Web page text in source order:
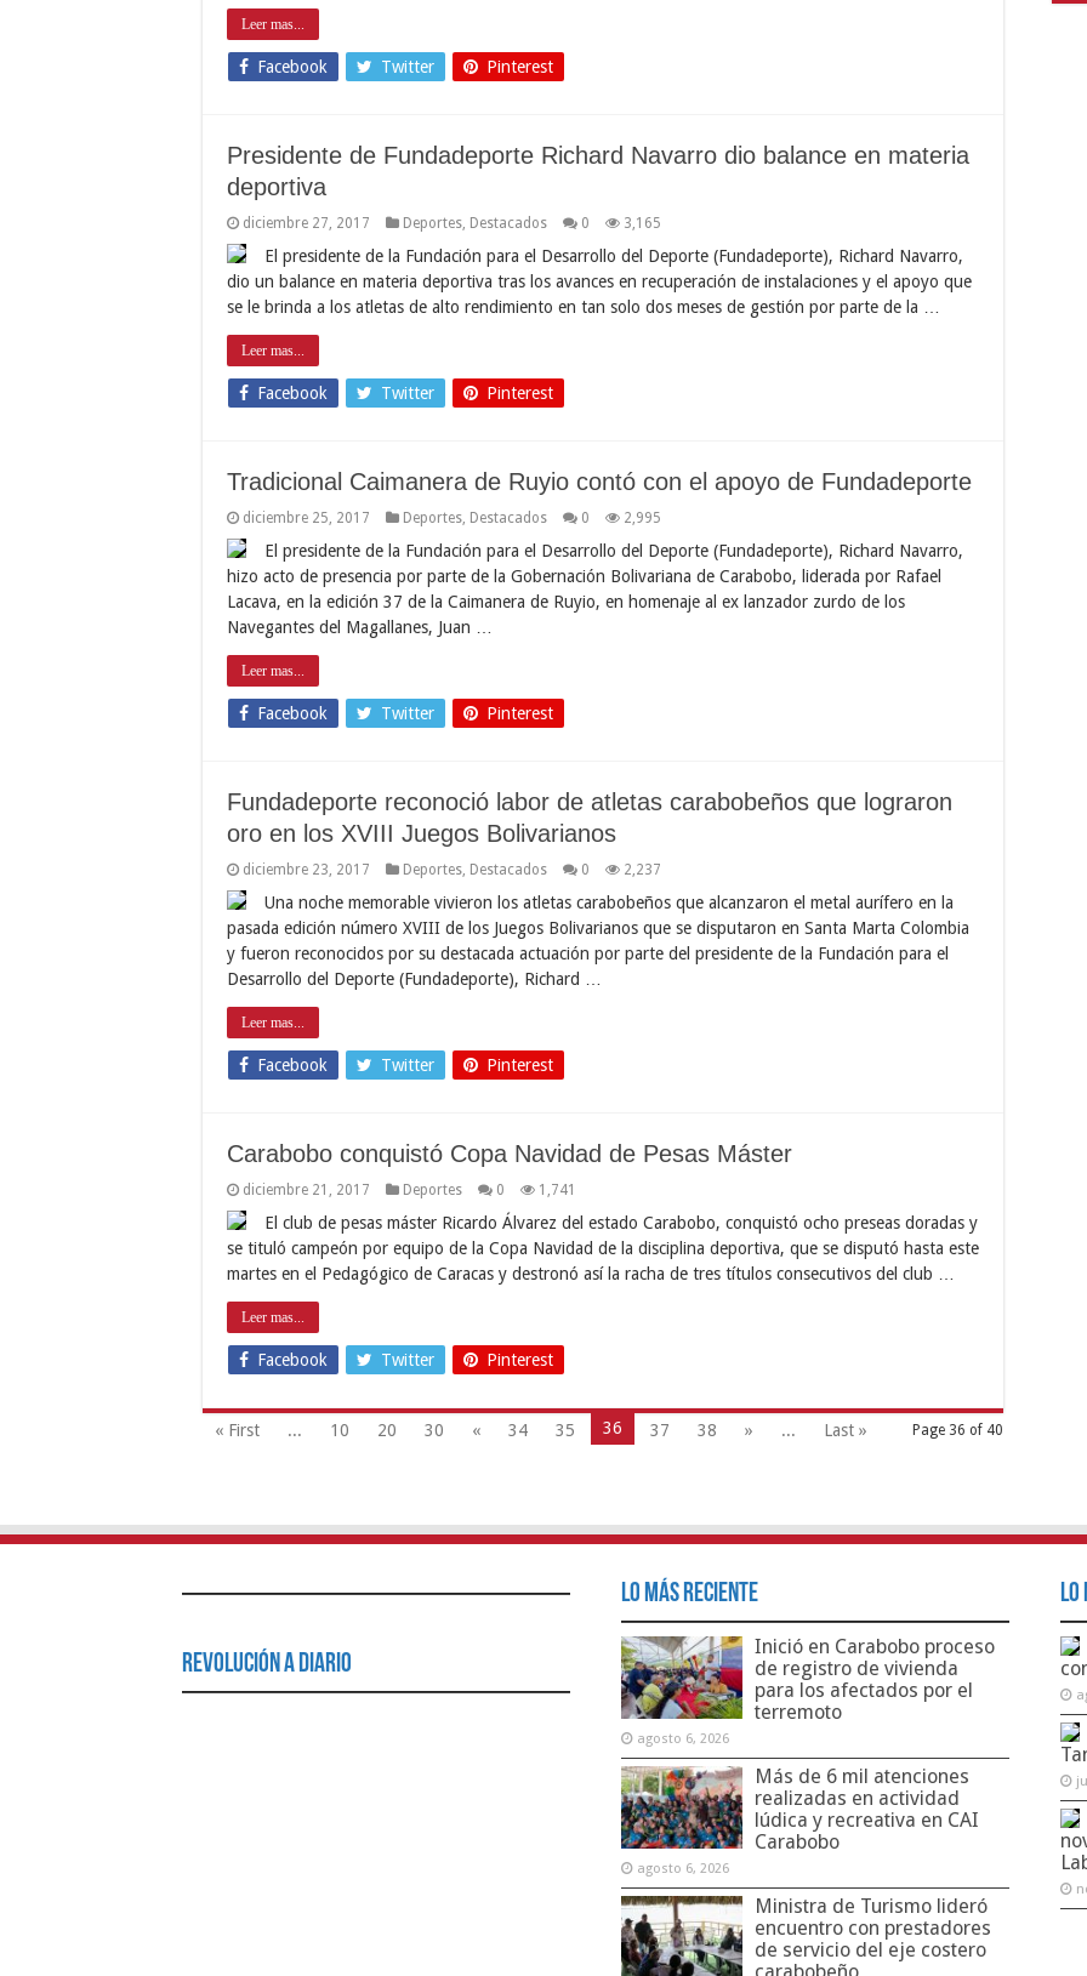
Leer mas...
Facebook Twitter Pinterest
Presidente de Fundadeporte Richard Navarro dio balance en materia
deportiva
diciembre 27, 2017 Deportes Destacados 0 3,165
El presidente de la Fundación para el Desarrollo del Deporte (Fundadeporte), Richard Navarro,
dio un balance en materia deportiva tras los avances en recuperación de instalaciones y el apoyo que
se le brinda a los atletas de alto rendimiento en tan solo dos meses de gestión por parte de la …
Leer mas...
Facebook Twitter Pinterest
Tradicional Caimanera de Ruyio contó con el apoyo de Fundadeporte
diciembre 25, 2017 Deportes Destacados 0 2,995
El presidente de la Fundación para el Desarrollo del Deporte (Fundadeporte), Richard Navarro,
hizo acto de presencia por parte de la Gobernación Bolivariana de Carabobo, liderada por Rafael
Lacava, en la edición 37 de la Caimanera de Ruyio, en homenaje al ex lanzador zurdo de los
Navegantes del Magallanes, Juan …
Leer mas...
Facebook Twitter Pinterest
Fundadeporte reconoció labor de atletas carabobeños que lograron
oro en los XVIII Juegos Bolivarianos
diciembre 23, 2017 Deportes Destacados 0 2,237
Una noche memorable vivieron los atletas carabobeños que alcanzaron el metal aurífero en la
pasada edición número XVIII de los Juegos Bolivarianos que se disputaron en Santa Marta Colombia
y fueron reconocidos por su destacada actuación por parte del presidente de la Fundación para el
Desarrollo del Deporte (Fundadeporte), Richard …
Leer mas...
Facebook Twitter Pinterest
Carabobo conquistó Copa Navidad de Pesas Máster
diciembre 21, 2017 Deportes 0 1,741
El club de pesas máster Ricardo Álvarez del estado Carabobo, conquistó ocho preseas doradas y
se tituló campeón por equipo de la Copa Navidad de la disciplina deportiva, que se disputó hasta este
martes en el Pedagógico de Caracas y destronó así la racha de tres títulos consecutivos del club …
Leer mas...
Facebook Twitter Pinterest
Page 36 of 40
« First ... 10 20 30 « 34 35 36 37 38 » ... Last »
Revolución a Diario
Lo Más Reciente
Inició en Carabobo proceso
de registro de vivienda
para los afectados por el
terremoto
agosto 6, 2026
Más de 6 mil atenciones
realizadas en actividad
lúdica y recreativa en CAI
Carabobo
agosto 6, 2026
Ministra de Turismo lideró
encuentro con prestadores
de servicio del eje costero
carabobeño